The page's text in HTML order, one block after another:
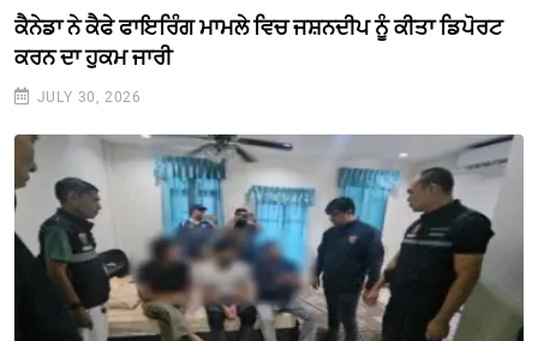
ਕੈਨੇਡਾ ਨੇ ਕੈਫੇ ਫਾਇਰਿੰਗ ਮਾਮਲੇ ਵਿਚ ਜਸ਼ਨਦੀਪ ਨੂੰ ਕੀਤਾ ਡਿਪੋਰਟ
ਕਰਨ ਦਾ ਹੁਕਮ ਜਾਰੀ
JULY 30, 2026